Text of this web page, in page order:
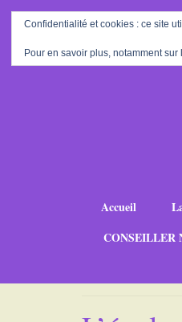
Accueil
CONSEILLER
Confidentialité et cookies : ce site
Pour en savoir plus, notamment